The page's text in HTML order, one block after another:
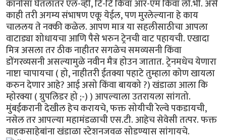
कानोसा घेतलातर एल-व्ही, टि-टि किंवा आर-एम किंवा लो.भी. असे
काही तरी अगम्य संभाषण एकू येईल, पण मुरलेल्याना हे काय
चाललय ते नक्की कळेल. आपण मात्र या सहलीसाठीचा आपला
वाटाड्या शोधायचा आणि पैसे भरुन ट्रेनची वाट पहायची. एखादा
मित्र असला तर ठीक नाहीतर सगळेच समव्यसनी किंवा
डोंगरव्यसनी असल्यामुळे नवीन मैत्र होउन जातात. ट्रेनमधेच येणारा
नाष्टा चापायचा ( हो, नाहीतरी ईतक्या पहाटे तुम्हाला कोण खायला
करुन देणार आहे? आई असो किंवा बायको ?) खंडाळा आला कि
म्होरक्या ( ग्रुपलिडर हो ;-) ) आपल्याला उतरायला सांगतो.
मुंबईकरानी देखील हेच करायचे, फक्त सोयीची रेल्वे पकडायची,
नसेल तर आपल्या महामंडळाची एस.टी. आहेच सेवेसी तत्पर. फक्त
वाहकसाहेबांना खंडाळा स्टेशनजवळ सोडण्यास सांगायचे.